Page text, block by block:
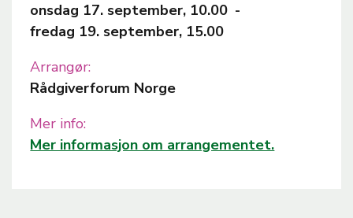
onsdag 17. september, 10.00 -
fredag 19. september, 15.00
Arrangør
Rådgiverforum Norge
Mer info
Mer informasjon om arrangementet.